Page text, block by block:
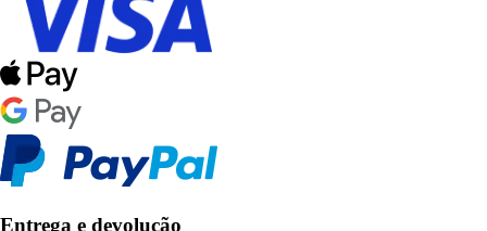
Entrega e devolução